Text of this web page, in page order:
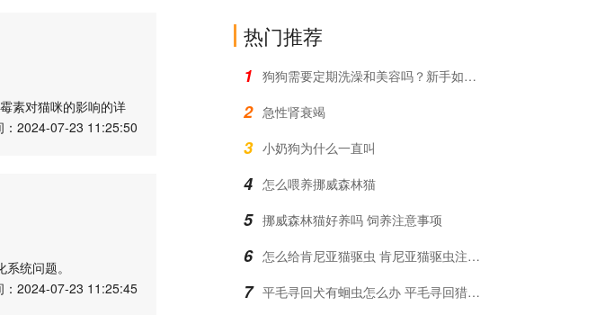
这些情况，应及时联
猫咪的影响可能会有
素对猫咪的影响的详
适的抗生素，如头孢
饮食、卫生等，预
：2024-07-23 11:25:50
统问题。
：2024-07-23 11:25:45
猫猫训练
热门推荐
1 狗狗需要定期洗澡和美容吗？新手如何操作？
2 急性肾衰竭
3 小奶狗为什么一直叫
4 怎么喂养挪威森林猫
5 挪威森林猫好养吗 饲养注意事项
6 怎么给肯尼亚猫驱虫 肯尼亚猫驱虫注意事项
7 平毛寻回犬有蛔虫怎么办 平毛寻回猎犬蛔虫治疗方法